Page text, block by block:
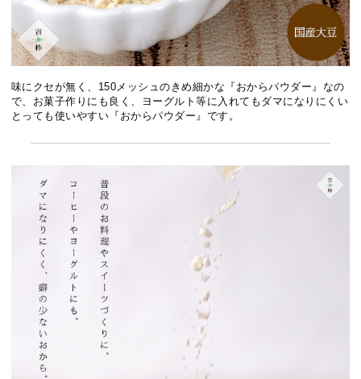
味にクセが無く、150メッシュのきめ細かな『おからパウダー』なの
で、お菓子作りにも良く、ヨーグルト等に入れてもダマになりにくい
とっても使いやすい『おからパウダー』です。